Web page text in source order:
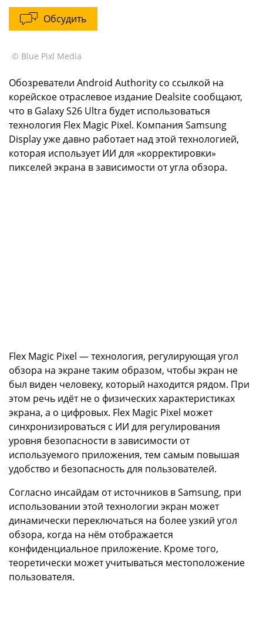
Обсудить
© Blue Pixl Media
Обозреватели Android Authority со ссылкой на
корейское отраслевое издание Dealsite сообщают,
что в Galaxy S26 Ultra будет использоваться
технология Flex Magic Pixel. Компания Samsung
Display уже давно работает над этой технологией,
которая использует ИИ для «корректировки»
пикселей экрана в зависимости от угла обзора.
Flex Magic Pixel — технология, регулирующая угол
обзора на экране таким образом, чтобы экран не
был виден человеку, который находится рядом. При
этом речь идёт не о физических характеристиках
экрана, а о цифровых. Flex Magic Pixel может
синхронизироваться с ИИ для регулирования
уровня безопасности в зависимости от
используемого приложения, тем самым повышая
удобство и безопасность для пользователей.
Согласно инсайдам от источников в Samsung, при
использовании этой технологии экран может
динамически переключаться на более узкий угол
обзора, когда на нём отображается
конфиденциальное приложение. Кроме того,
теоретически может учитываться местоположение
пользователя.